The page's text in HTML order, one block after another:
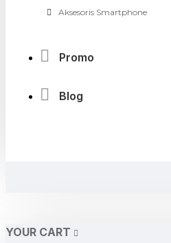
Aksesoris Smartphone
Promo
Blog
YOUR CART